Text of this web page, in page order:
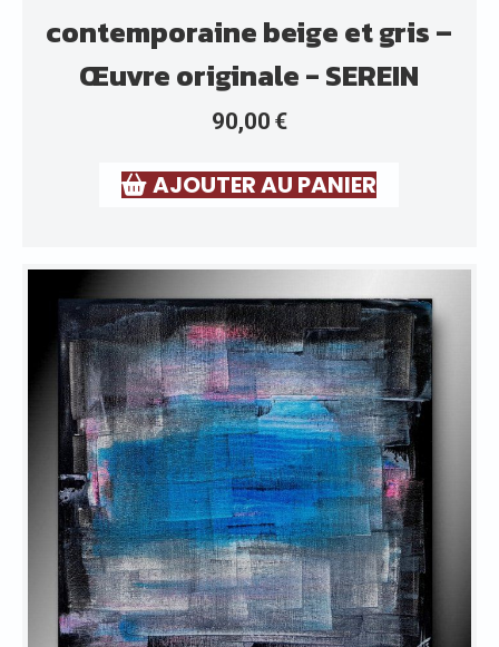
contemporaine beige et gris –
Œuvre originale - SEREIN
90,00 €
AJOUTER AU PANIER